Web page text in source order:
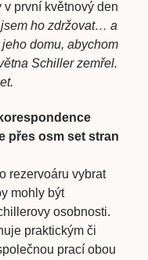
první květnový den
jsem ho zdržovat… a
domu, abychom
Schiller zemřel.
přes osm set stran
rezervoáru vybrat
mohly být
osobnosti.
praktickým či
prací obou